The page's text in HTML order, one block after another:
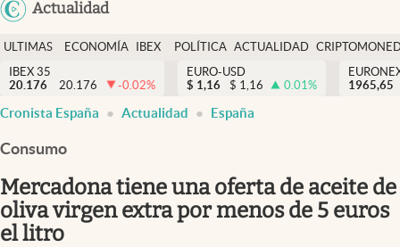
USA
Actualidad
Política
Actualidad
Criptomonedas
España
ULTIMAS
NOTICIAS
ECONOMÍA
FINANZAS
IBEX
EURO
POLÍTICA ACTUALIDAD
IBEX 35
20.176
20.176 -0.02%
EURO-USD
$ 1,16 $ 1,16 0.01%
1965,65
Cronista España Actualidad España
Consumo
Mercadona tiene una oferta de aceite de
oliva virgen extra por menos de 5 euros
el litro